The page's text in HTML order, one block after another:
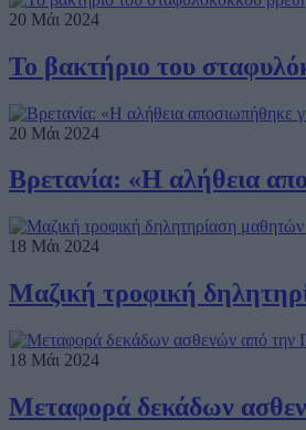
20 Μάι 2024
Το βακτήριο του
20 Μάι 2024
Βρετανία: «Η αλήθεια
18 Μάι 2024
Μαζική τροφική
18 Μάι 2024
Μεταφορά δεκάδων